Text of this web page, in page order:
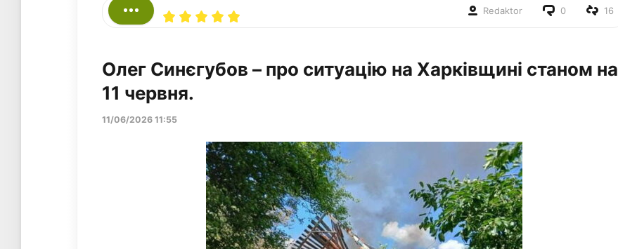
Redaktor 0 16
Олег Синєгубов – про ситуацію на Харківщині станом на
11 червня.
11/06/2026 11:55